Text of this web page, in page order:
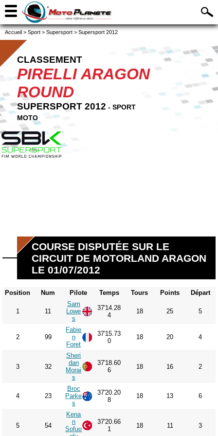
Accueil > Sport > Supersport > Supersport 2012
CLASSEMENT
PIRELLI ARAGON
ROUND
SUPERSPORT 2012 - SPORT
MOTO
COURSE DISPUTÉE SUR LE
CIRCUIT DE MOTORLAND ARAGON
LE 01/07/2012
Position Num Pilote Temps Tours Points Départ
1 11
Sam
Lowe
s
37'14.28
4
18 25 5
2 99
Fabie
n
Foret
37'15.73
0
18 20 4
3 32
Sheri
dan
Morai
s
37'18.60
6
18 16 2
4 23
Broc
Parke
s
37'20.20
8
18 13 6
5 54
Kena
n
Sofuo
37'20.66
1
18 11 3